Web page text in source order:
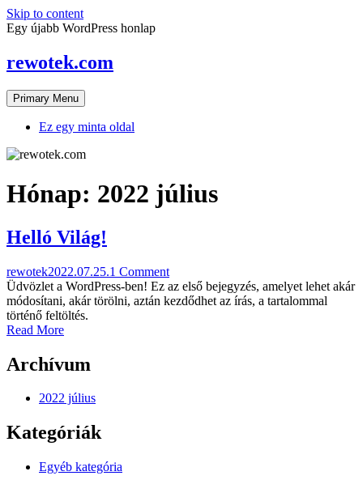
Skip to content
Egy újabb WordPress honlap
rewotek.com
Primary Menu
Ez egy minta oldal
Hónap: 2022 július
Helló Világ!
rewotek2022.07.25.1 Comment
Üdvözlet a WordPress-ben! Ez az első bejegyzés, amelyet lehet akár
módosítani, akár törölni, aztán kezdődhet az írás, a tartalommal
történő feltöltés.
Read More
Archívum
2022 július
Kategóriák
Egyéb kategória